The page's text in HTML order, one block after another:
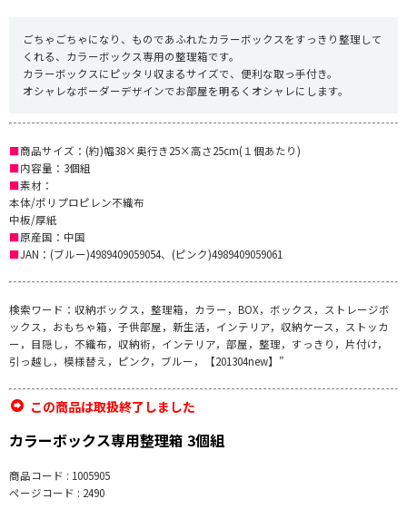
ごちゃごちゃになり、ものであふれたカラーボックスをすっきり整理して
くれる、カラーボックス専用の整理箱です。
カラーボックスにピッタリ収まるサイズで、便利な取っ手付き。
オシャレなボーダーデザインでお部屋を明るくオシャレにします。
■商品サイズ：(約)幅38×奥行き25×高さ25cm(１個あたり)
■内容量：3個組
■素材：
本体/ポリプロピレン不織布
中板/厚紙
■原産国：中国
■JAN：(ブルー)4989409059054、(ピンク)4989409059061
検索ワード：収納ボックス，整理箱，カラー，BOX，ボックス，ストレージボ
ックス，おもちゃ箱，子供部屋，新生活，インテリア，収納ケース，ストッカ
ー，目隠し，不織布，収納術，インテリア，部屋，整理，すっきり，片付け，
引っ越し，模様替え，ピンク，ブルー，【201304new】”
この商品は取扱終了しました
カラーボックス専用整理箱 3個組
商品コード : 1005905
ページコード : 2490